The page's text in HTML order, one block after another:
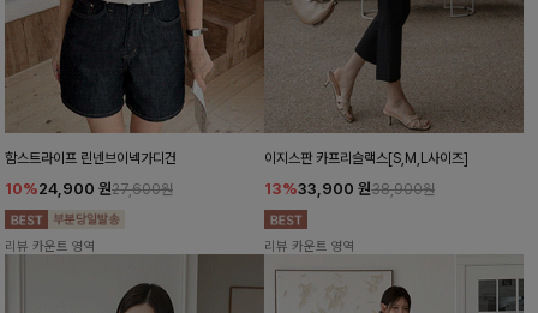
함스트라이프 린넨브이넥가디건
10%24,900 원27,600원
리뷰 카운트 영역
이지스판 카프리슬랙스[S,M,L사이즈]
13%33,900 원38,900원
리뷰 카운트 영역